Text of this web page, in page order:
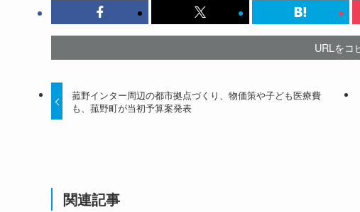
URLをコ
菰野インター周辺の都市拠点づくり、物価策や子ども医療費
も、菰野町が当初予算案発表
関連記事